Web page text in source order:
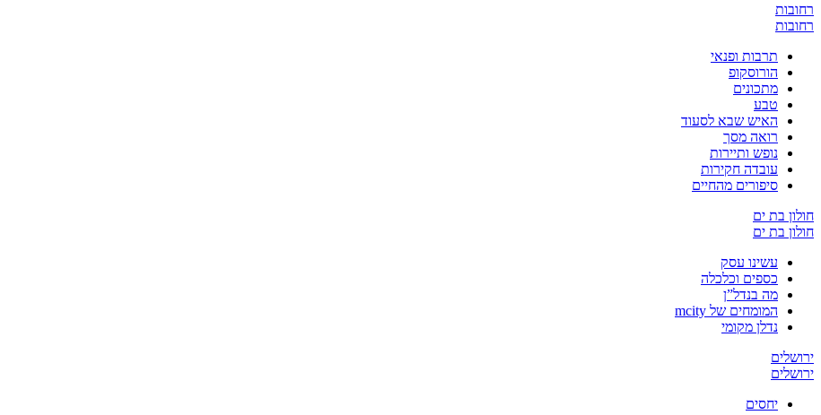
רחובות
רחובות
תרבות ופנאי
הורוסקופ
מתכונים
טבע
האיש שבא לסעוד
רואה מסך
נופש ותיירות
עובדה חקירות
סיפורים מהחיים
חולון בת ים
חולון בת ים
עשינו עסק
כספים וכלכלה
מה בנדל”ן
המומחים של mcity
נדלן מקומי
ירושלים
ירושלים
יחסים